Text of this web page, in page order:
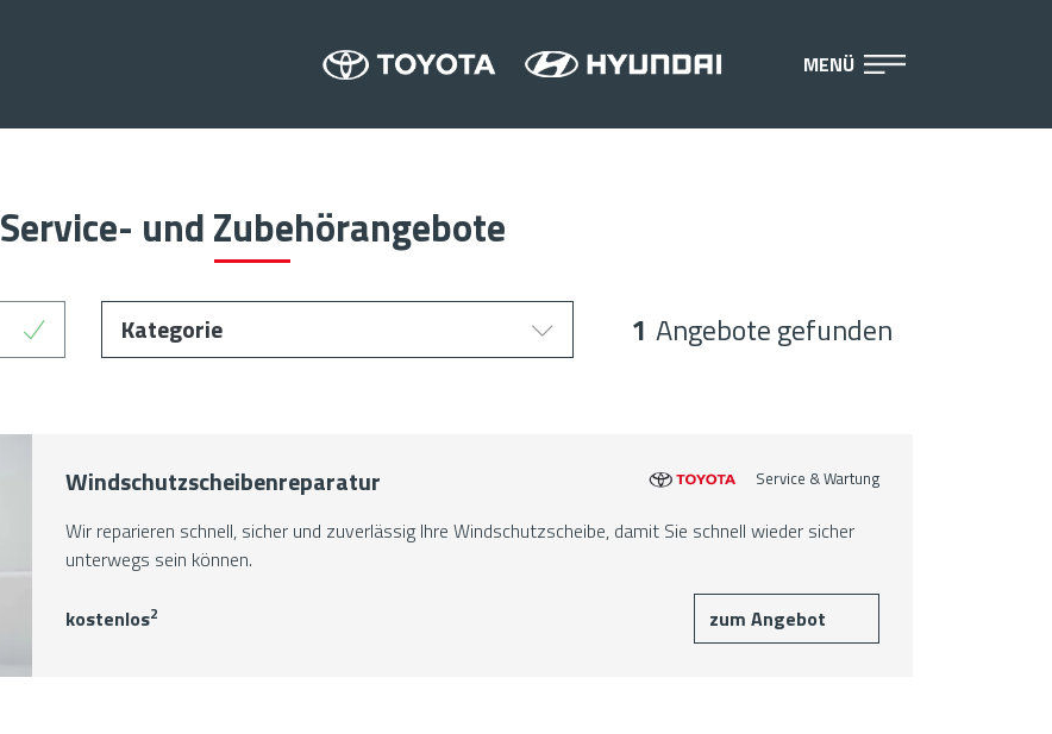
MENÜ
Service- und Zubehörangebote
Kategorie 1 Angebote gefunden
Windschutzscheiben­reparatur Service & Wartung
Wir reparieren schnell, sicher und zuverlässig Ihre Windschutzscheibe, damit Sie schnell wieder sicher
unterwegs sein können.
kostenlos2 zum Angebot